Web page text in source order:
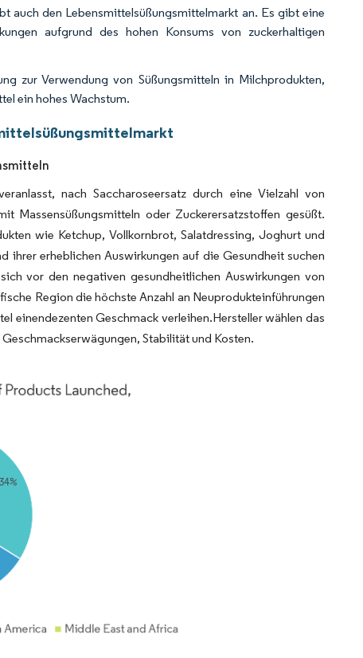
auch den Lebensmittelsüßungsmittelmarkt an. Es gibt eine
aufgrund des hohen Konsums von zuckerhaltigen
zur Verwendung von Süßungsmitteln in Milchprodukten,
ein hohes Wachstum.
nach Saccharoseersatz durch eine Vielzahl von
Massensüßungsmitteln oder Zuckerersatzstoffen gesüßt.
wie Ketchup, Vollkornbrot, Salatdressing, Joghurt und
ihrer erheblichen Auswirkungen auf die Gesundheit suchen
vor den negativen gesundheitlichen Auswirkungen von
Region die höchste Anzahl an Neuprodukteinführungen
einendezenten Geschmack verleihen.Hersteller wählen das
Stabilität und Kosten.